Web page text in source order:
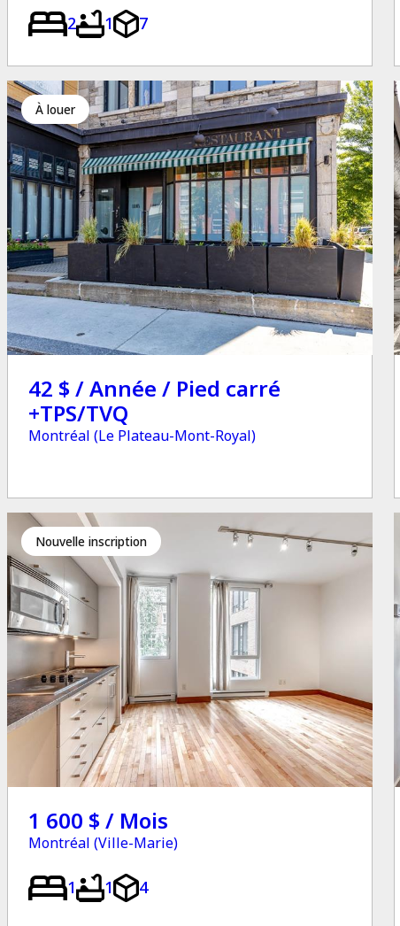
2 1 7
à louer
42 $ / Année / Pied carré
+TPS/TVQ
Montréal (Le Plateau-Mont-Royal)
Nouvelle inscription
1 600 $ / Mois
Montréal (Ville-Marie)
1 1 4